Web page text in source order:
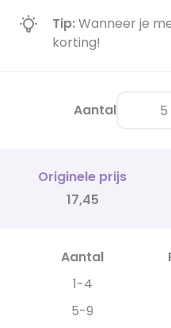
Tip:Wanneer je
korting!
Aantal
Originele prijs
17,45
Aantal
1-4
5-9